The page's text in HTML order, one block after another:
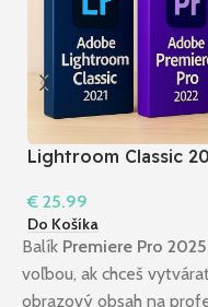
Lightroom Classic
Windows
€ 25.99
Do Košíka
Balík Premiere Pro
voľbou, ak chceš
obrazový obsah na